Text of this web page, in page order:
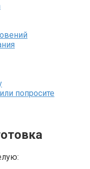
попросите